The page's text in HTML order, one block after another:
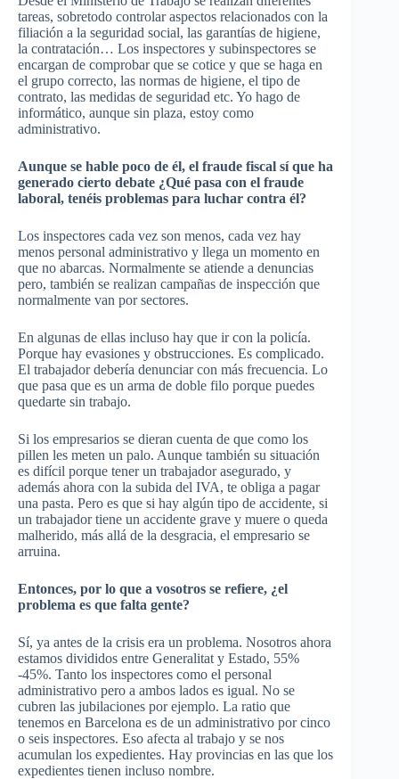
tareas, sobretodo controlar aspectos relacionados con la
filiación a la seguridad social, las garantías de higiene,
la contratación… Los inspectores y subinspectores se
encargan de comprobar que se cotice y que se haga en
el grupo correcto, las normas de higiene, el tipo de
contrato, las medidas de seguridad etc. Yo hago de
informático, aunque sin plaza, estoy como
administrativo.
Aunque se hable poco de él, el fraude fiscal sí que ha
generado cierto debate ¿Qué pasa con el fraude
laboral, tenéis problemas para luchar contra él?
Los inspectores cada vez son menos, cada vez hay
menos personal administrativo y llega un momento en
que no abarcas. Normalmente se atiende a denuncias
pero, también se realizan campañas de inspección que
normalmente van por sectores.
En algunas de ellas incluso hay que ir con la policía.
Porque hay evasiones y obstrucciones. Es complicado.
El trabajador debería denunciar con más frecuencia. Lo
que pasa que es un arma de doble filo porque puedes
quedarte sin trabajo.
Si los empresarios se dieran cuenta de que como los
pillen les meten un palo. Aunque también su situación
es difícil porque tener un trabajador asegurado, y
además ahora con la subida del IVA, te obliga a pagar
una pasta. Pero es que si hay algún tipo de accidente, si
un trabajador tiene un accidente grave y muere o queda
malherido, más allá de la desgracia, el empresario se
arruina.
Entonces, por lo que a vosotros se refiere, ¿el
problema es que falta gente?
Sí, ya antes de la crisis era un problema. Nosotros ahora
estamos divididos entre Generalitat y Estado, 55%
-45%. Tanto los inspectores como el personal
administrativo pero a ambos lados es igual. No se
cubren las jubilaciones por ejemplo. La ratio que
tenemos en Barcelona es de un administrativo por cinco
o seis inspectores. Eso afecta al trabajo y se nos
acumulan los expedientes. Hay provincias en las que los
expedientes tienen incluso nombre.